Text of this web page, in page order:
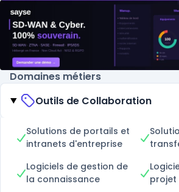
Domaines métiers
Outils de Collaboration
Solutions de portails et
intranets d'entreprise
Logiciels de gestion de
la connaissance
projet